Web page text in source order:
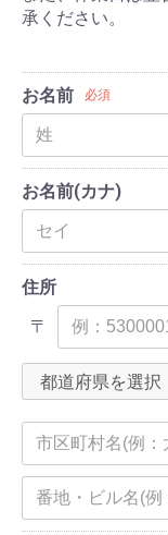
承ください。
お名前 必須
お名前(カナ)
住所
〒